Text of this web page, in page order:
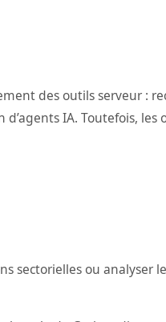
des outils serveur :
IA. Toutefois,
sectorielles ou